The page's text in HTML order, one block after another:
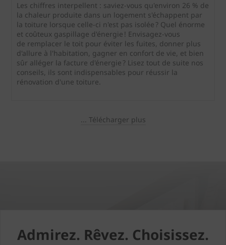
Les chiffres interpellent : saviez-vous qu'environ 26 % de
la chaleur produite dans un logement s'échappent par
la toiture lorsque celle-ci n'est pas isolée ? Quel énorme
et coûteux gaspillage d'énergie ! Envisagez-vous
de remplacer le toit pour éviter les fuites, donner plus
d'allure à l'habitation, gagner en confort de vie, et bien
sûr alléger la facture d'énergie ? Lisez tout de suite nos
conseils, ils sont indispensables pour réussir la
rénovation d'une toiture.
... Télécharger plus
Admirez. Rêvez. Choisissez.